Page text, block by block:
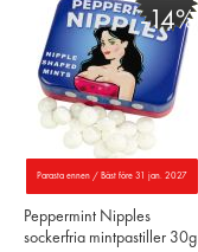
ÖNSKELISTAN
JÄMFÖR
-14%
Parasta ennen / Bäst före 31 jan. 2027
Peppermint Nipples
sockerfria mintpastiller 30g